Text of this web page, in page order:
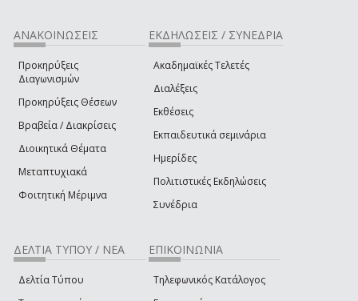
ΑΝΑΚΟΙΝΩΣΕΙΣ
Προκηρύξεις
Διαγωνισμών
Προκηρύξεις Θέσεων
Βραβεία / Διακρίσεις
Διοικητικά Θέματα
Μεταπτυχιακά
Φοιτητική Μέριμνα
ΕΚΔΗΛΩΣΕΙΣ / ΣΥΝΕΔΡΙΑ
Ακαδημαϊκές Τελετές
Διαλέξεις
Εκθέσεις
Εκπαιδευτικά σεμινάρια
Ημερίδες
Πολιτιστικές Εκδηλώσεις
Συνέδρια
ΔΕΛΤΙΑ ΤΥΠΟΥ / ΝΕΑ
Δελτία Τύπου
ΕΠΙΚΟΙΝΩΝΙΑ
Τηλεφωνικός Κατάλογος